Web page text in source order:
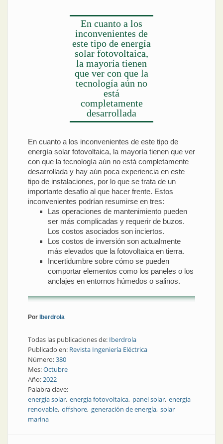
En cuanto a los
inconvenientes de
este tipo de energía
solar fotovoltaica,
la mayoría tienen
que ver con que la
tecnología aún no
está
completamente
desarrollada
En cuanto a los inconvenientes de este tipo de
energía solar fotovoltaica, la mayoría tienen que ver
con que la tecnología aún no está completamente
desarrollada y hay aún poca experiencia en este
tipo de instalaciones, por lo que se trata de un
importante desafío al que hacer frente. Estos
inconvenientes podrían resumirse en tres:
Las operaciones de mantenimiento pueden
ser más complicadas y requerir de buzos.
Los costos asociados son inciertos.
Los costos de inversión son actualmente
más elevados que la fotovoltaica en tierra.
Incertidumbre sobre cómo se pueden
comportar elementos como los paneles o los
anclajes en entornos húmedos o salinos.
Por Iberdrola
Todas las publicaciones de: Iberdrola
Publicado en: Revista Ingeniería Eléctrica
Número:380
Mes:Octubre
Año:2022
Palabra clave:
energía solar energía fotovoltaica panel solar energía
renovable offshore generación de energía solar
marina